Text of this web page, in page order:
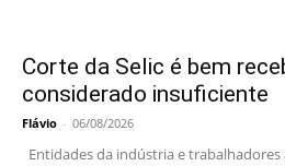
Corte da Selic é bem
considerado insuficiente
Flávio - 06/08/2026
Entidades da indústria e